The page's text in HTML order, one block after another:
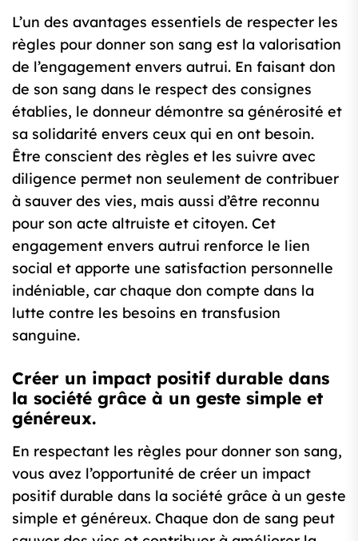
L’un des avantages essentiels de respecter les
règles pour donner son sang est la valorisation
de l’engagement envers autrui. En faisant don
de son sang dans le respect des consignes
établies, le donneur démontre sa générosité et
sa solidarité envers ceux qui en ont besoin.
Être conscient des règles et les suivre avec
diligence permet non seulement de contribuer
à sauver des vies, mais aussi d’être reconnu
pour son acte altruiste et citoyen. Cet
engagement envers autrui renforce le lien
social et apporte une satisfaction personnelle
indéniable, car chaque don compte dans la
lutte contre les besoins en transfusion
sanguine.
Créer un impact positif durable dans
la société grâce à un geste simple et
généreux.
En respectant les règles pour donner son sang,
vous avez l’opportunité de créer un impact
positif durable dans la société grâce à un geste
simple et généreux. Chaque don de sang peut